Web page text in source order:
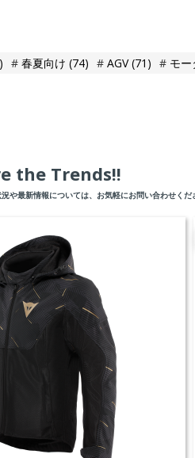
春夏向け (74) AGV(71) モ
the Trends!!
や最新情報については、お気軽にお問い合わせくだ